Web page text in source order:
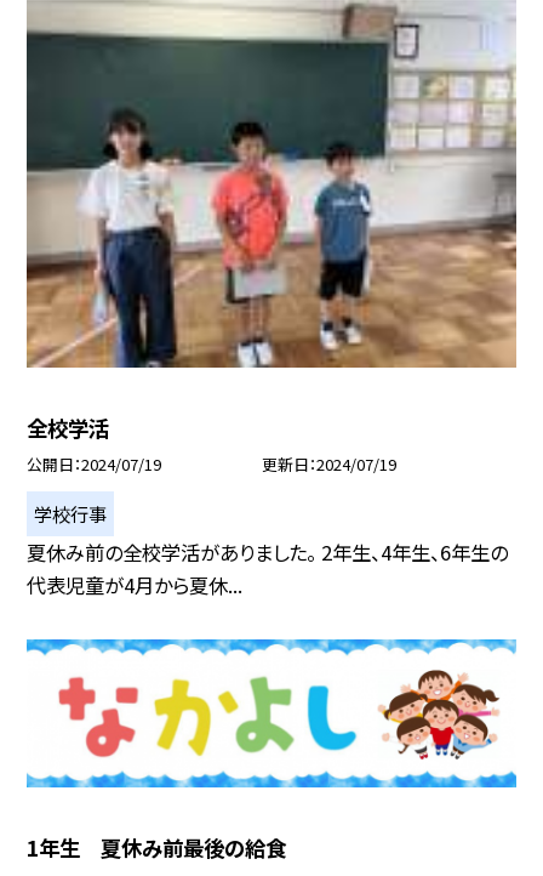
全校学活
公開日 2024/07/19 更新日 2024/07/19
学校行事
夏休み前の全校学活がありました。 2年生、4年生、6年生の
代表児童が4月から夏休...
1年生 夏休み前最後の給食